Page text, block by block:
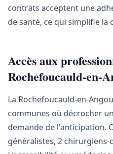
contrats acceptent une
de santé, ce qui simplifie la
Accès aux
Rochefoucauld-en-
La Rochefoucauld-en-
communes où décrocher
demande de l'anticipation.
généralistes, 2 chirurgiens-